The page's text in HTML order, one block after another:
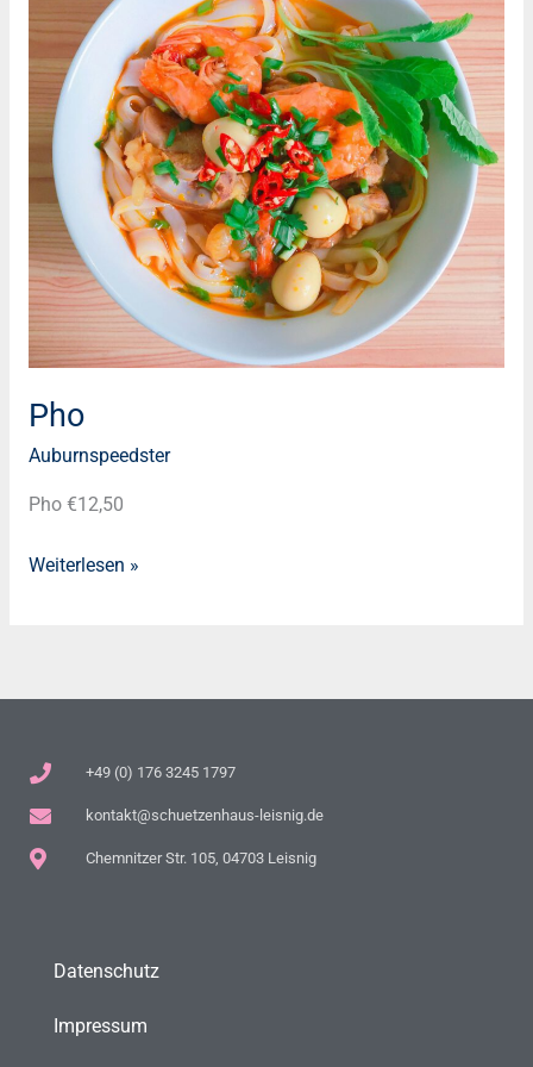
Pho
Auburnspeedster
Pho €12,50
Weiterlesen »
+49 (0) 176 3245 1797
kontakt@schuetzenhaus-leisnig.de
Chemnitzer Str. 105, 04703 Leisnig
Datenschutz
Impressum